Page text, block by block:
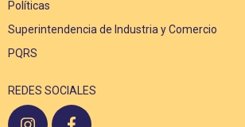
Políticas
Superintendencia de Industria y Comercio
PQRS
REDES SOCIALES